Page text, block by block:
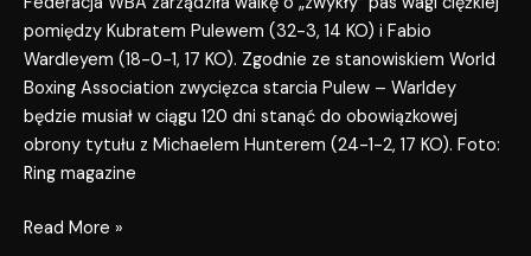
pomiędzy Kubratem Pulewem (32-3, 14 KO) i Fabio
Wardleyem (18-0-1, 17 KO). Zgodnie ze stanowiskiem World
Boxing Association zwycięzca starcia Pulew – Warldey
będzie musiał w ciągu 120 dni stanąć do obowiązkowej
obrony tytułu z Michaelem Hunterem (24-1-2, 17 KO). Foto:
Ring magazine
Read More »